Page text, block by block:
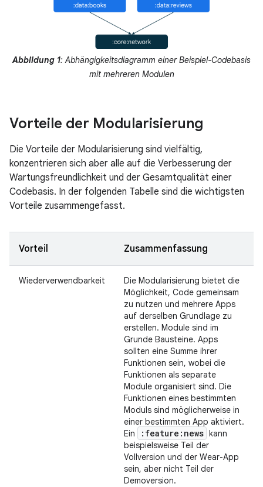
Abbildung 1: Abhängigkeitsdiagramm einer Beispiel-Codebasis
mit mehreren Modulen
Vorteile der Modularisierung
Die Vorteile der Modularisierung sind vielfältig,
konzentrieren sich aber alle auf die Verbesserung der
Wartungsfreundlichkeit und der Gesamtqualität einer
Codebasis. In der folgenden Tabelle sind die wichtigsten
Vorteile zusammengefasst.
Vorteil Zusammenfassung
Wiederverwendbarkeit
Die Modularisierung bietet die
Möglichkeit, Code gemeinsam
zu nutzen und mehrere Apps
auf derselben Grundlage zu
erstellen. Module sind im
Grunde Bausteine. Apps
sollten eine Summe ihrer
Funktionen sein, wobei die
Funktionen als separate
Module organisiert sind. Die
Funktionen eines bestimmten
Moduls sind möglicherweise in
einer bestimmten App aktiviert.
Ein
:feature:news kann
beispielsweise Teil der
Vollversion und der Wear-App
sein, aber nicht Teil der
Demoversion.